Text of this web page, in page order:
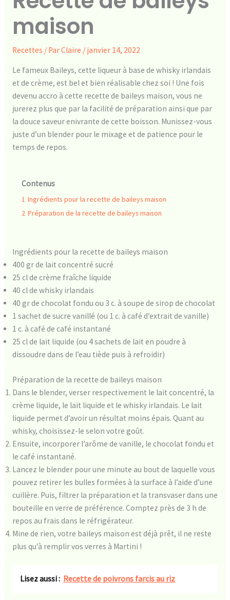
maison
Recettes / ParClaire / janvier 14, 2022
Le fameux Baileys, cette liqueur à base de whisky irlandais
et de crème, est bel et bien réalisable chez soi ! Une fois
devenu accro à cette recette de baileys maison, vous ne
jurerez plus que par la facilité de préparation ainsi que par
la douce saveur enivrante de cette boisson. Munissez-vous
juste d’un blender pour le mixage et de patience pour le
temps de repos.
Contenus
1 Ingrédients pour la recette de baileys maison
2 Préparation de la recette de baileys maison
Ingrédients pour la recette de baileys maison
400 gr de lait concentré sucré
25 cl de crème fraîche liquide
40 cl de whisky irlandais
40 gr de chocolat fondu ou 3 c. à soupe de sirop de chocolat
1 sachet de sucre vanillé (ou 1 c. à café d’extrait de vanille)
1 c. à café de café instantané
25 cl de lait liquide (ou 4 sachets de lait en poudre à
dissoudre dans de l’eau tiède puis à refroidir)
Préparation de la recette de baileys maison
Dans le blender, verser respectivement le lait concentré, la
crème liquide, le lait liquide et le whisky irlandais. Le lait
liquide permet d’avoir un résultat moins épais. Quant au
whisky, choisissez-le selon votre goût.
Ensuite, incorporer l’arôme de vanille, le chocolat fondu et
le café instantané.
Lancez le blender pour une minute au bout de laquelle vous
pouvez retirer les bulles formées à la surface à l’aide d’une
cuillère. Puis, filtrer la préparation et la transvaser dans une
bouteille en verre de préférence. Comptez près de 3 h de
repos au frais dans le réfrigérateur.
Mine de rien, votre baileys maison est déjà prêt, il ne reste
plus qu’à remplir vos verres à Martini !
Lisez aussi : Recette de poivrons farcis au riz